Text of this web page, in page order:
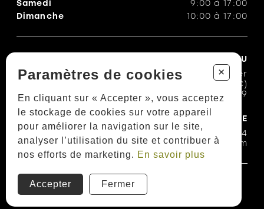
Samedi
9:00 à17:00
Dimanche
10:00 à17:00
CHAUSSURES TROTTE-MENU
1100, rue Bouvier
Québec (QC)
G2K 1L9
COURRIEL & TÉLÉPHONE
418 623-7474
trotte-menubouvier@hotmail.com
Politiques et conditions d'achats
TOUS DROITS RÉSERVÉS © COPYRIGHT 2026
Paramètres de cookies +
En cliquant sur « Accepter », vous acceptez
le stockage de cookies sur votre appareil
pour améliorer la navigation sur le site,
analyser l’utilisation du site et contribuer à
nos efforts de marketing. En savoir plus
Accepter Fermer